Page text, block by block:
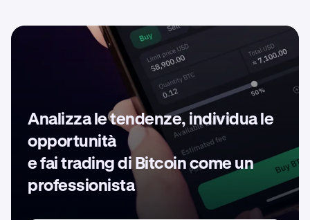
Analizza le tendenze, individua le
opportunità
e fai trading di Bitcoin come un
professionista